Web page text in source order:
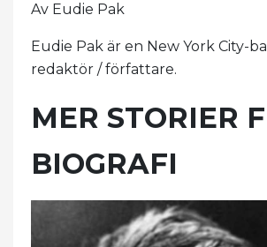
Av Eudie Pak
Eudie Pak är en New York City-
redaktör / författare.
MER STORIER
BIOGRAFI